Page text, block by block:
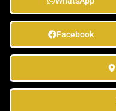
Facebook